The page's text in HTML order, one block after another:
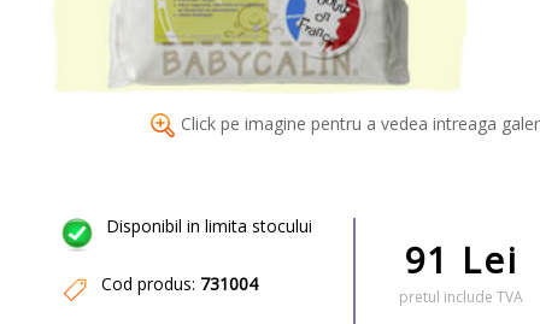
Click pe imagine pentru a vedea intreaga
Disponibil in limita stocului
Cod produs: 731004 91 Lei
pretul include TVA